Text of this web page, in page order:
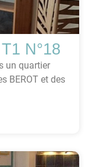
N°18
un quartier
BEROT et des